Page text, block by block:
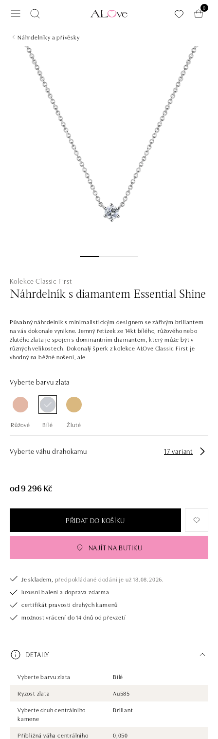
0
Náhrdelníky a přívěsky
Kolekce Classic First
Náhrdelník s diamantem Essential Shine
Půvabný náhrdelník s minimalistickým designem se zářivým briliantem
na vás dokonale vynikne. Jemný řetízek ze 14kt bílého, růžového nebo
žlutého zlata je spojen s dominantním diamantem, který může být v
různých velikostech. Dokonalý šperk z kolekce ALOve Classic First je
vhodný na běžné nošení, ale
Vyberte barvu zlata
Růžové Bílé Žluté
Vyberte váhu drahokamu 17 variant
od 9 296 Kč
PŘIDAT DO KOŠÍKU
NAJÍT NA BUTIKU
Je skladem, předpokládané dodání je už 18.08.2026.
luxusní balení a doprava zdarma
certifikát pravosti drahých kamenů
možnost vrácení do 14 dnů od převzetí
DETAILY
Vyberte barvu zlata
Bílé
Ryzost zlata
Au585
Vyberte druh centrálního
kamene
Briliant
Přibližná váha centrálního
0,050